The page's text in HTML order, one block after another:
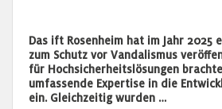
Das ift Rosenheim hat im Jahr 2025
zum Schutz vor Vandalismus
für Hochsicherheitslösungen
umfassende Expertise in die
ein. Gleichzeitig wurden …